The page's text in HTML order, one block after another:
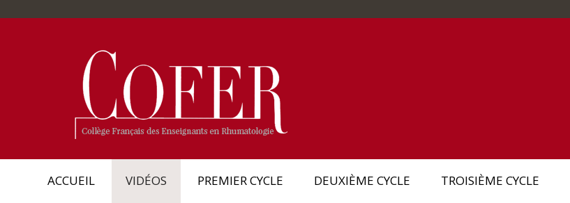
ACCUEIL VIDÉOS PREMIER CYCLE DEUXIÈME CYCLE TROISIÈME CYCLE